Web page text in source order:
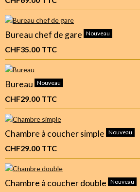
Bureau chef de gare Nouveau
CHF35.00 TTC
Bureau Nouveau
CHF29.00 TTC
Chambre à coucher simple Nouveau
CHF29.00 TTC
Chambre à coucher double Nouveau